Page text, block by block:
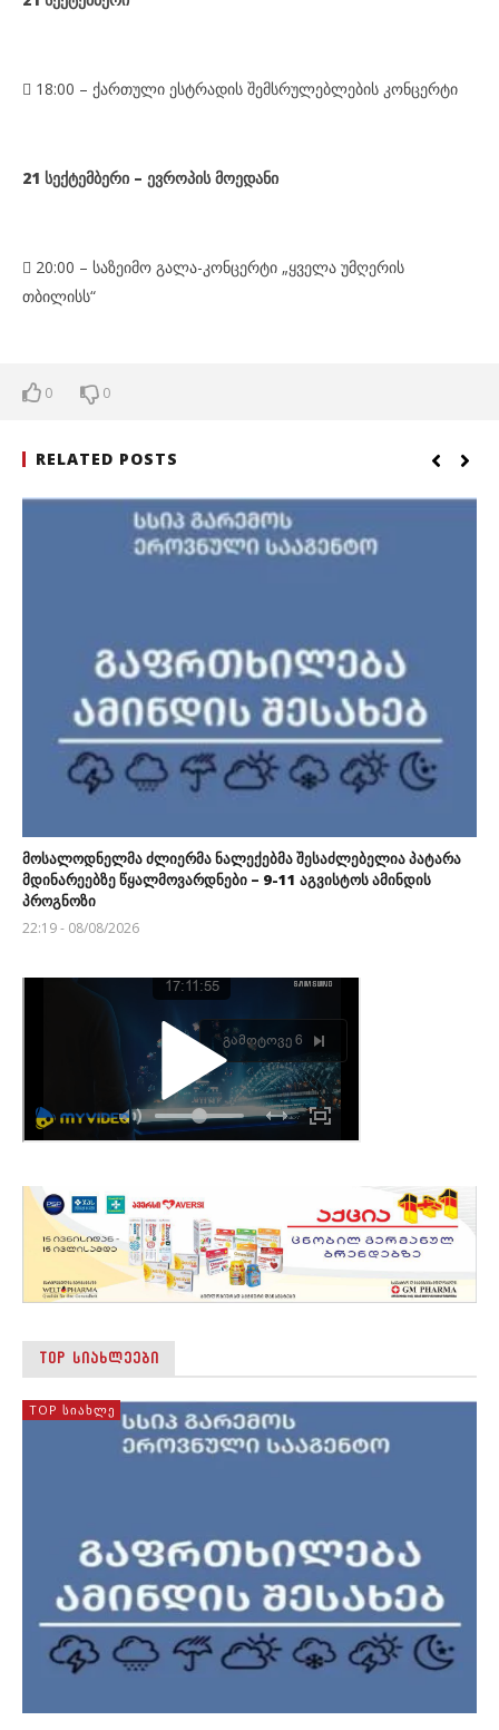
 18:00 – ქართული ესტრადის შემსრულებლების კონცერტი
21 სექტემბერი – ევროპის მოედანი
 20:00 – საზეიმო გალა-კონცერტი „ყველა უმღერის
თბილისს“
0 0
RELATED POSTS
მოსალოდნელმა ძლიერმა ნალექებმა შესაძლებელია პატარა
მდინარეებზე წყალმოვარდნები – 9-11 აგვისტოს ამინდის
პროგნოზი
22:19 - 08/08/2026
TOP ᲡᲘᲐᲮᲚᲔᲔᲑᲘ
TOP ᲡᲘᲐᲮᲚᲔ